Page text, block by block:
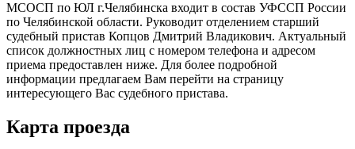
МСОСП по ЮЛ г.Челябинска входит в состав УФССП России
по Челябинской области. Руководит отделением старший
судебный пристав Копцов Дмитрий Владикович. Актуальный
список должностных лиц с номером телефона и адресом
приема предоставлен ниже. Для более подробной
информации предлагаем Вам перейти на страницу
интересующего Вас судебного пристава.
Карта проезда